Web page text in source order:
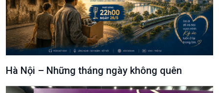
Hà Nội – Những tháng ngày không quên